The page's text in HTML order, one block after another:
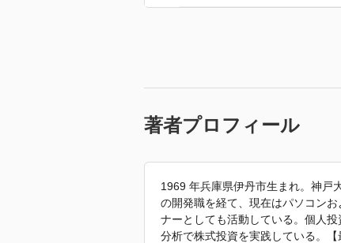
著者プロフィール
1969 年兵庫県伊丹市生まれ。神戸
の開発職を経て、現在はパソコン
ナーとしても活動している。個人
分析で株式投資を実践している。